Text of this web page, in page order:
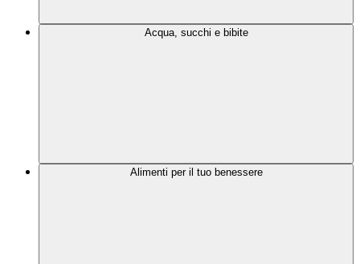
Acqua, succhi e bibite
Alimenti per il tuo benessere